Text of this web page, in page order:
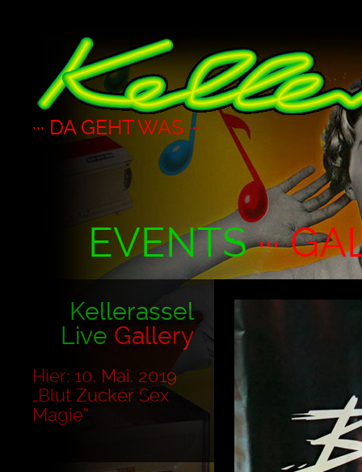
··· DA GEHT WAS ···
EVENTS···
Kellerassel
Live Gallery
Hier: 10. Mai. 2019
„Blut Zucker Sex
Magie“